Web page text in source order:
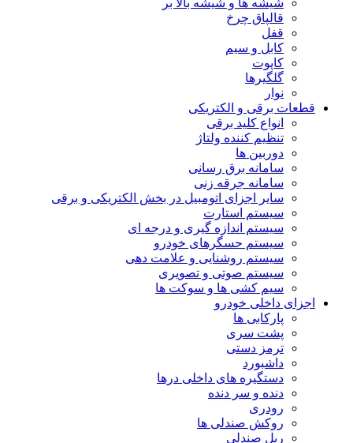
شیشه ها و شیشه بالا بر
قالپاق چرخ
قفل
کابل و سیم
کاپوت
گلگیرها
نوار
قطعات برقی و الکتریکی
انواع کلید برقی
تنظیم کننده ولتاژ
دوربین ها
سامانه برق رسانی
سامانه جرقه زنی
سایر اجزای اتومبیل در بخش الکتریکی و برقی
سیستم استارت
سیستم اندازه گیری و درجه ای
سیستم حسگرهای خودرو
سیستم روشنایی و علامت دهی
سیستم صوتی و تصویری
سیم کشی ها و سوکت ها
اجزای داخلی خودرو
پارکابی ها
پشت سری
ترمز دستی
داشبورد
دستگیره های داخلی درها
دنده و سر دنده
رودری
روکش صندلی ها
ریل صندلی